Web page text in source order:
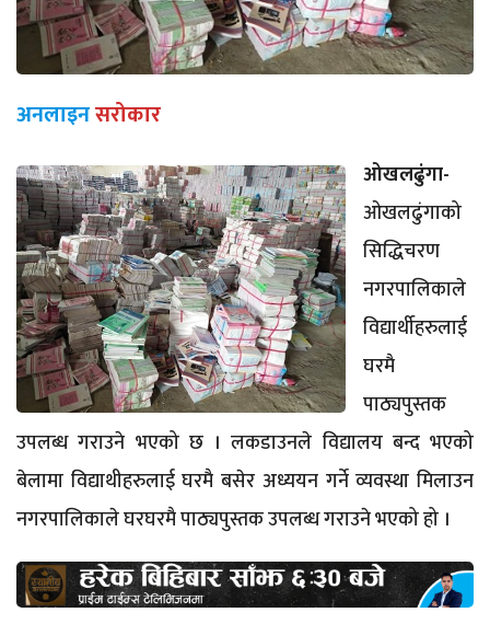
अनलाइनसरोकार
ओखलढुंगा-
ओखलढुंगाको
सिद्धिचरण
नगरपालिकाले
विद्यार्थीहरुलाई
घरमै
पाठ्यपुस्तक
उपलब्ध गराउने भएको छ । लकडाउनले विद्यालय बन्द भएको
बेलामा विद्याथीहरुलाई घरमै बसेर अध्ययन गर्ने व्यवस्था मिलाउन
नगरपालिकाले घरघरमै पाठ्यपुस्तक उपलब्ध गराउने भएको हो ।